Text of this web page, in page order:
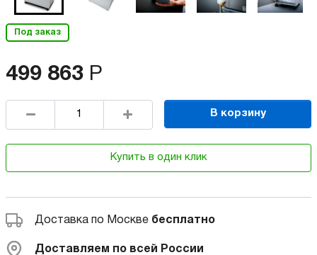
Под заказ
499 863 Р
В корзину
Купить в один клик
Доставка по Москве бесплатно
Доставляем по всей России